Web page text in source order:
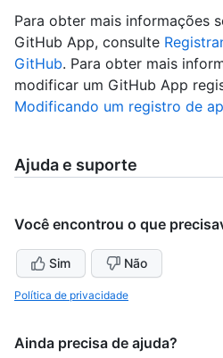
Para obter mais informações
GitHub App, consulte
GitHub. Para obter mais
modificar um GitHub App
Modificando um registro de
Ajuda e suporte
Você encontrou o que
Sim Não
Política de privacidade
Ainda precisa de ajuda?